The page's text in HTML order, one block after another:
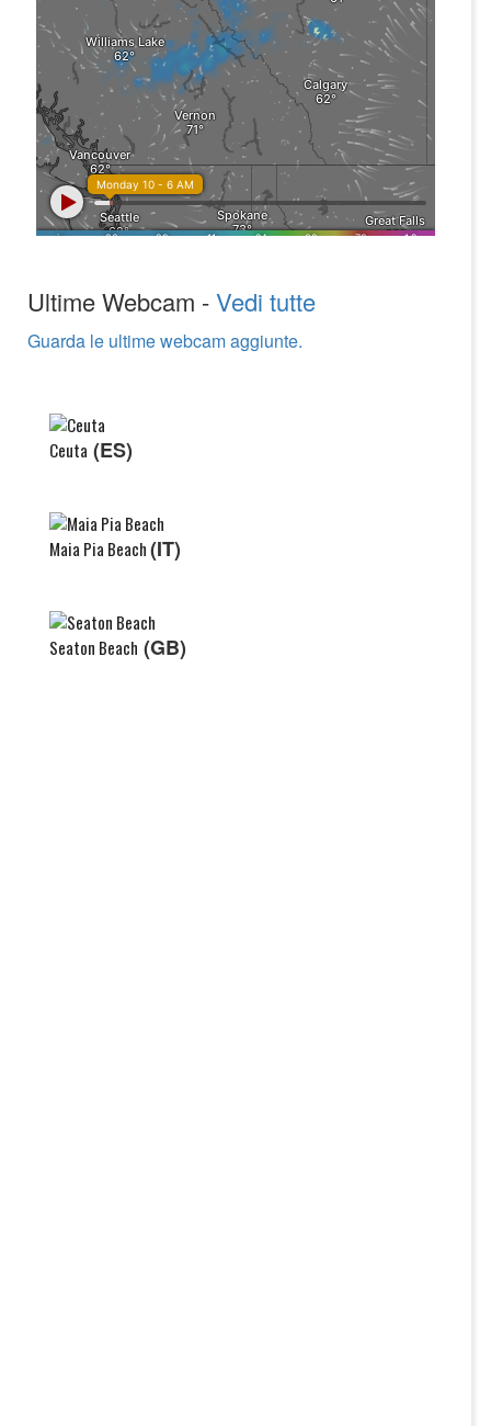
Ultime Webcam -Vedi tutte
Guarda le ultime webcam aggiunte.
Ceuta (ES)
Maia Pia Beach(IT)
Seaton Beach (GB)